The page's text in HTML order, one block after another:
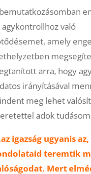
agykontrollhoz való
amely
arra, hogy
irányításával
meg lehet
adok
igazság ugyanis
teremtik
Mert